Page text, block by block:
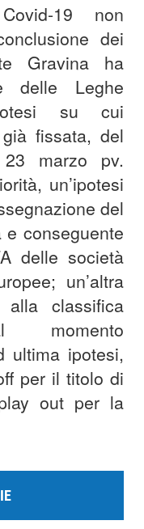
19 non
dei
Gravina ha
delle Leghe
su cui
fissata, del
marzo pv.
un’ipotesi
del
e conseguente
delle società
un’altra
classifica
ultima ipotesi,
per il titolo di
out per la